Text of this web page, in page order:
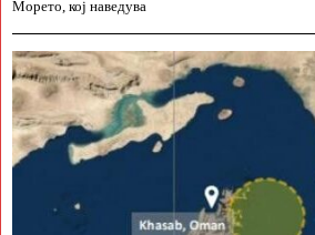
Морето, кој наведува